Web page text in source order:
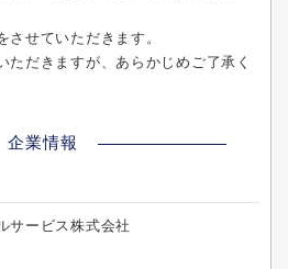
せていただきます。
ただきますが、あらかじめご了承く
企業情報
サービス株式会社